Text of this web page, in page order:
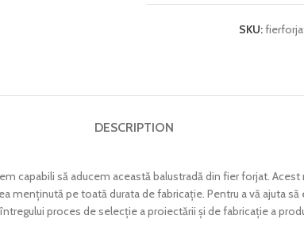
SKU:
DESCRIPTION
capabili să aducem această balustradă din fier forjat.
menținută pe toată durata de fabricație. Pentru a vă ajuta
proces de selecție a proiectării și de fabricație a